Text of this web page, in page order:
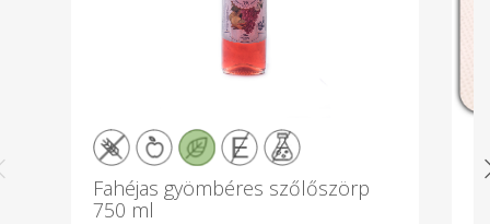
Fahéjas gyömbéres szőlőszörp
750 ml